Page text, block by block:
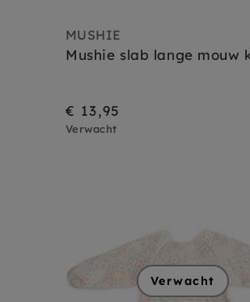
MUSHIE
Mushie slab lange mouw
€ 13,95
Verwacht
Verwacht